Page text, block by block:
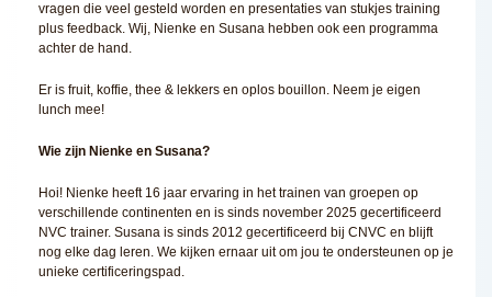
vragen die veel gesteld worden en presentaties van stukjes training
plus feedback. Wij, Nienke en Susana hebben ook een programma
achter de hand.
Er is fruit, koffie, thee & lekkers en oplos bouillon. Neem je eigen
lunch mee!
Wie zijn Nienke en Susana?
Hoi! Nienke heeft 16 jaar ervaring in het trainen van groepen op
verschillende continenten en is sinds november 2025 gecertificeerd
NVC trainer. Susana is sinds 2012 gecertificeerd bij CNVC en blijft
nog elke dag leren. We kijken ernaar uit om jou te ondersteunen op je
unieke certificeringspad.